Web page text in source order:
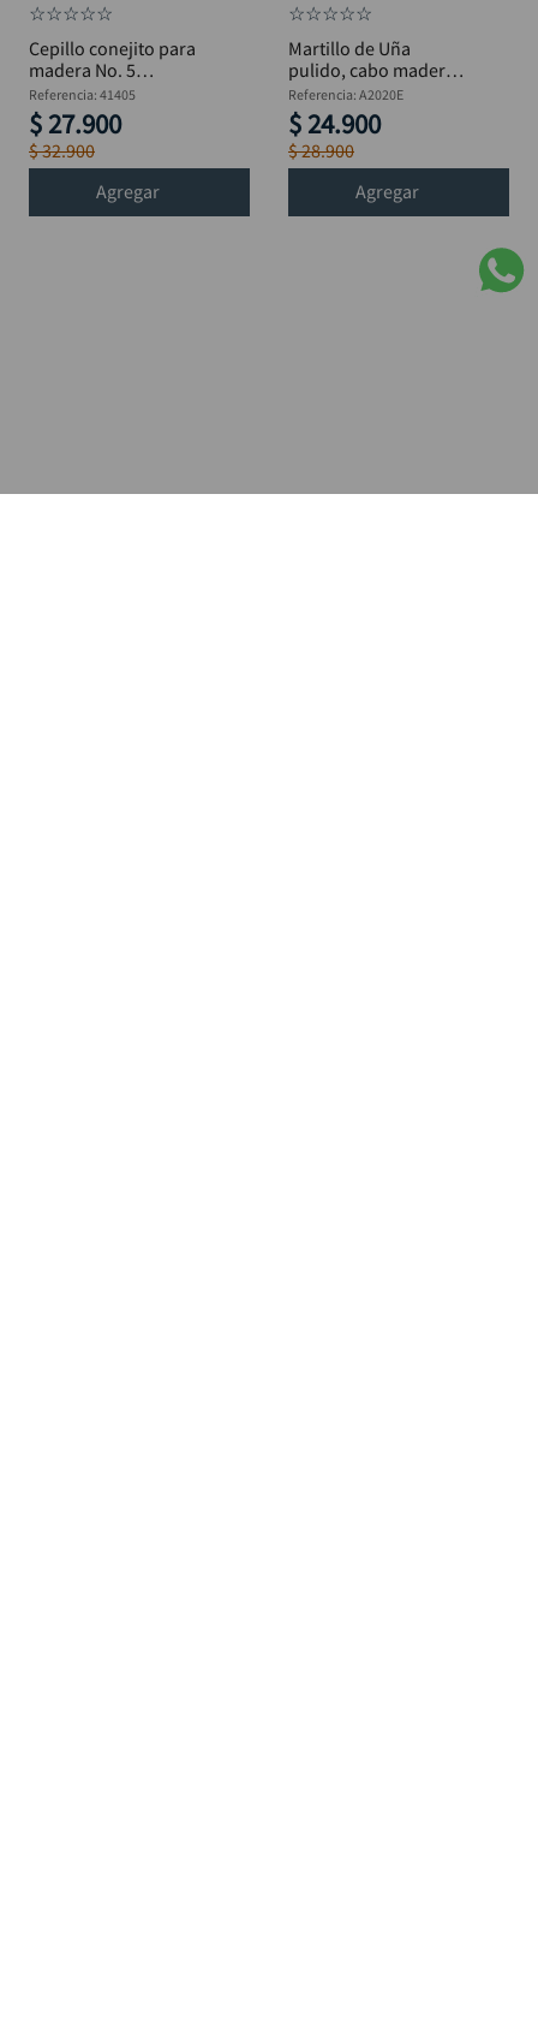
☆☆☆☆☆
Cepillo conejito para
madera No. 5
DISCOVER 138 mm
Referencia: 41405
$ 27.900
$32.900
Agregar
☆☆☆☆☆
Martillo de Uña
pulido, cabo madera
DISCOVER 27 mm
Referencia: A2020E
$ 24.900
$28.900
Agregar